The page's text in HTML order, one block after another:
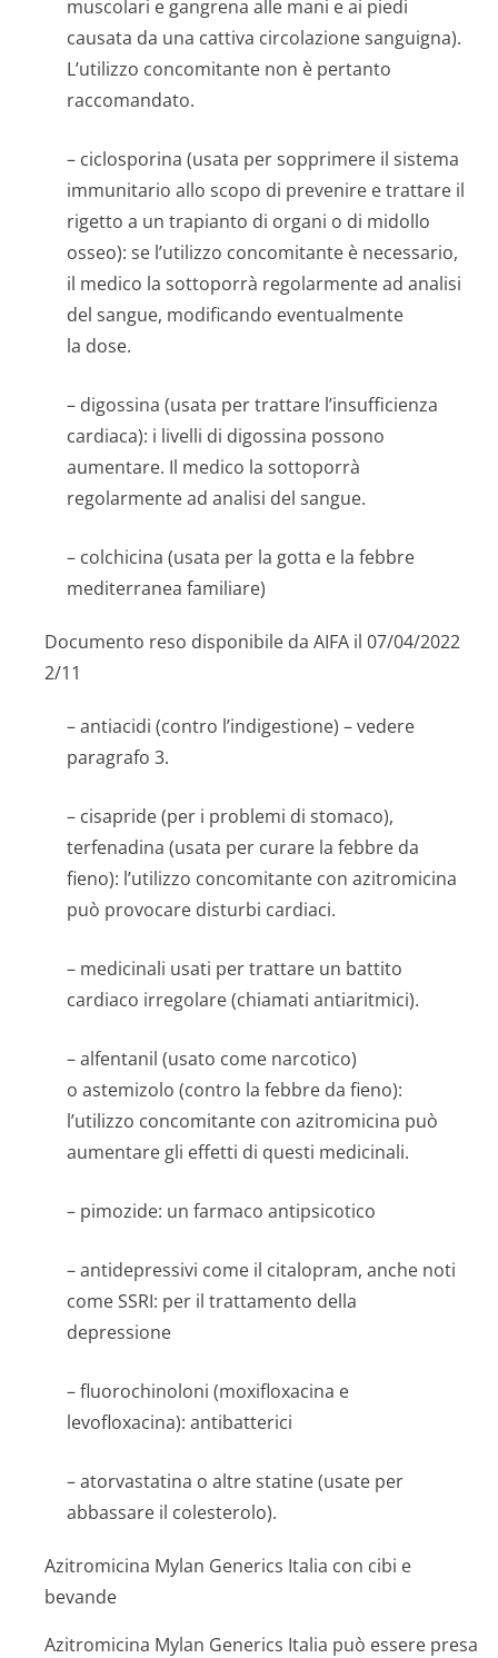
muscolari e gangrena alle mani e ai piedi
causata da una cattiva circolazione sanguigna).
L’utilizzo concomitante non è pertanto
raccomandato.
– ciclosporina (usata per sopprimere il sistema
immunitario allo scopo di prevenire e trattare il
rigetto a un trapianto di organi o di midollo
osseo): se l’utilizzo concomitante è necessario,
il medico la sottoporrà regolarmente ad analisi
del sangue, modificando eventualmente
la dose.
– digossina (usata per trattare l’insufficienza
cardiaca): i livelli di digossina possono
aumentare. Il medico la sottoporrà
regolarmente ad analisi del sangue.
– colchicina (usata per la gotta e la febbre
mediterranea familiare)
Documento reso disponibile da AIFA il 07/04/2022
2/11
– antiacidi (contro l’indigestione) – vedere
paragrafo 3.
– cisapride (per i problemi di stomaco),
terfenadina (usata per curare la febbre da
fieno): l’utilizzo concomitante con azitromicina
può provocare disturbi cardiaci.
– medicinali usati per trattare un battito
cardiaco irregolare (chiamati antiaritmici).
– alfentanil (usato come narcotico)
o astemizolo (contro la febbre da fieno):
l’utilizzo concomitante con azitromicina può
aumentare gli effetti di questi medicinali.
– pimozide: un farmaco antipsicotico
– antidepressivi come il citalopram, anche noti
come SSRI: per il trattamento della
depressione
– fluorochinoloni (moxifloxacina e
levofloxacina): antibatterici
– atorvastatina o altre statine (usate per
abbassare il colesterolo).
Azitromicina Mylan Generics Italia con cibi e
bevande
Azitromicina Mylan Generics Italia può essere presa